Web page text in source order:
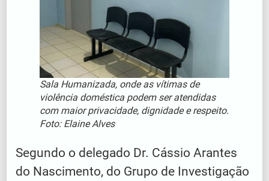
Sala Humanizada, onde as vítimas de
violência doméstica podem ser atendidas
com maior privacidade, dignidade e respeito.
Foto: Elaine Alves
Segundo o delegado Dr. Cássio Arantes
do Nascimento, do Grupo de Investigação